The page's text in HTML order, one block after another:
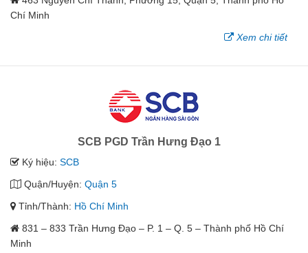
Chí Minh
Xem chi tiết
SCB PGD Trần Hưng Đạo 1
Ký hiệu: SCB
Quận/Huyện: Quận 5
Tỉnh/Thành: Hồ Chí Minh
831 – 833 Trần Hưng Đạo – P. 1 – Q. 5 – Thành phố Hồ Chí
Minh